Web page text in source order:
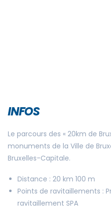
INFOS
Le parcours des « 20km de
monuments de la Ville de
Bruxelles-Capitale.
Distance : 20 km 100 m
Points de ravitaillements :
ravitaillement SPA